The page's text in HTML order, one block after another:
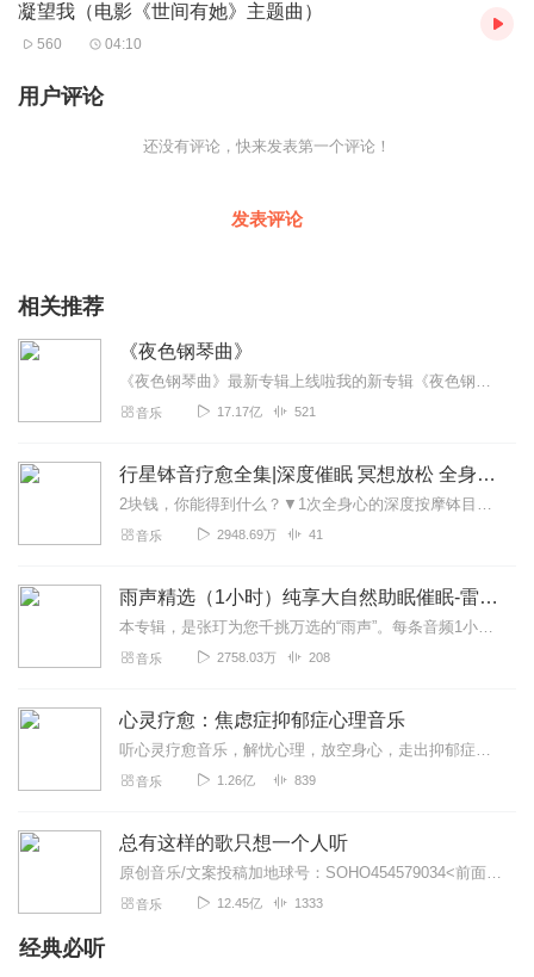
凝望我（电影《世间有她》主题曲）
560 04:10
用户评论
还没有评论，快来发表第一个评论！
发表评论
相关推荐
《夜色钢琴曲》
《夜色钢琴曲》最新专辑上线啦我的新专辑《夜色钢琴曲最新专辑》（点击跳转）已经上线，新专辑是《夜色钢琴曲》的升级版，我精选了诸多经典原创作品与大家分享，愿未来...
音乐 17.17亿 521
行星钵音疗愈全集|深度催眠 冥想放松 全身心深度按摩
2块钱，你能得到什么？▼1次全身心的深度按摩钵目前已广泛地被应用于美容Spa和按摩养生馆的疗程中，许多疗愈师使用铜钵在身体上，发现5分钟铜钵按摩的深度放松，效...
音乐 2948.69万 41
雨声精选（1小时）纯享大自然助眠催眠-雷雨声，下雨
本专辑，是张玎为您千挑万选的“雨声”。每条音频1小时，中间没有打扰。有轻柔细雨、淅淅沥沥；雨滴入水，滴答作响；隐隐雷声，隆隆为伴；流水潺潺，映入耳畔。这里没有音...
音乐 2758.03万 208
心灵疗愈：焦虑症抑郁症心理音乐
听心灵疗愈音乐，解忧心理，放空身心，走出抑郁症、焦虑症、恐惧症等情绪困扰。疗愈音乐=心灵养生最有效的聆听建议：步骤一、选择安静的环境，闭目静卧或坐。步骤二、根据...
音乐 1.26亿 839
总有这样的歌只想一个人听
原创音乐/文案投稿加地球号：SOHO454579034<前面英文是大写>带上你的音乐和故事与我们相遇..每一位小伙伴的经历都是我们创作的源头..
音乐 12.45亿 1333
经典必听